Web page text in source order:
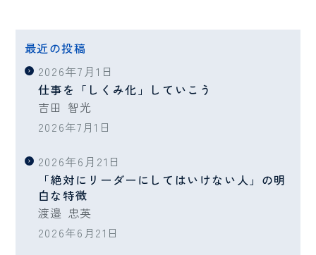
最近の投稿
2026年7月1日
仕事を「しくみ化」していこう
吉田 智光
2026年7月1日
2026年6月21日
「絶対にリーダーにしてはいけない人」の明
白な特徴
渡邉 忠英
2026年6月21日